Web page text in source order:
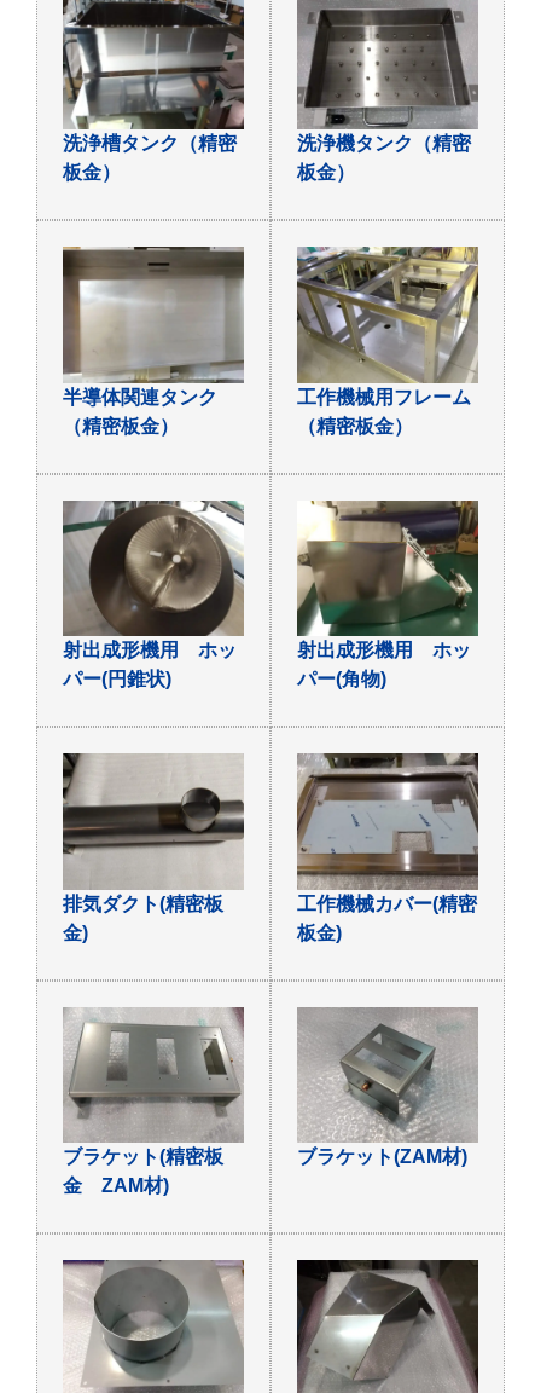
洗浄槽タンク（精密
板金）
洗浄機タンク（精密
板金）
半導体関連タンク
（精密板金）
工作機械用フレーム
（精密板金）
射出成形機用 ホッ
パー(円錐状)
射出成形機用 ホッ
パー(角物)
排気ダクト(精密板
金)
工作機械カバー(精密
板金)
ブラケット(精密板
金 ZAM材)
ブラケット(ZAM材)